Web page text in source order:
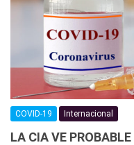
COVID-19 Internacional
LA CIA VE